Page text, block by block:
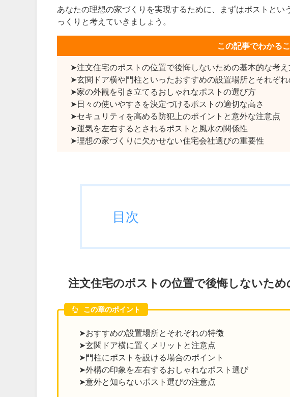
あなたの理想の家づくりを実現するために、まずはポストとい
っくりと考えていきましょう。
この記事でわかる
➤注文住宅のポストの位置で後悔しないための基本的な考え
➤玄関ドア横や門柱といったおすすめの設置場所とそれぞ
➤家の外観を引き立てるおしゃれなポストの選び方
➤日々の使いやすさを決定づけるポストの適切な高さ
➤セキュリティを高める防犯上のポイントと意外な注意点
➤運気を左右するとされるポストと風水の関係性
➤理想の家づくりに欠かせない住宅会社選びの重要性
目次
注文住宅のポストの位置で後悔しないため
この章のポイント
➤おすすめの設置場所とそれぞれの特徴
➤玄関ドア横に置くメリットと注意点
➤門柱にポストを設ける場合のポイント
➤外構の印象を左右するおしゃれなポスト選び
➤意外と知らないポスト選びの注意点